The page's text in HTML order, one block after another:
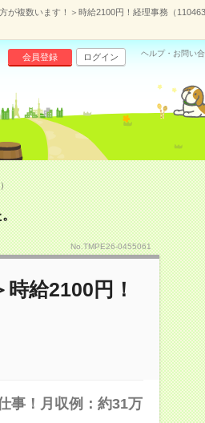
が複数います！＞時給2100円！経理事務（
会員登録 ログイン ヘルプ・お問い
。
No.TMPE26-0455061
給2100円！
事！月収例：約31万